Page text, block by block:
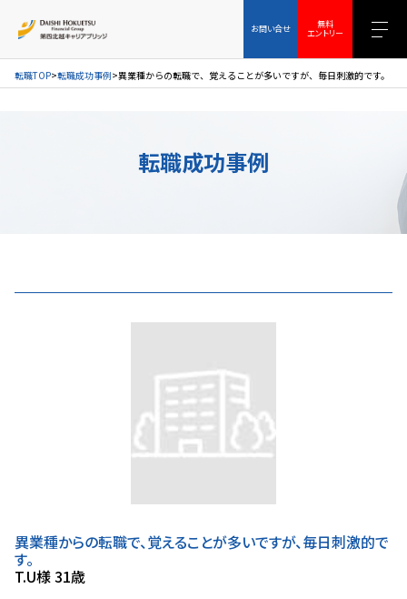
お問い合せ 無料
エントリー
お問い合せ 無料エントリー
転職TOP 転職成功事例 異業種からの転職で、覚えることが多いですが、毎日刺激的です。
転職成功事例
異業種からの転職で、覚えることが多いですが、毎日刺激的で
す。
T.U様 31歳